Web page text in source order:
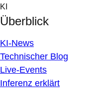
Skip
to
content
KI
Überblick
KI-News
Technischer Blog
Live-Events
Inferenz erklärt